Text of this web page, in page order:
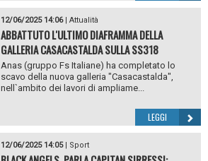
12/06/2025 14:06| Attualità
ABBATTUTO L'ULTIMO DIAFRAMMA DELLA
GALLERIA CASACASTALDA SULLA SS318
Anas (gruppo Fs Italiane) ha completato lo
scavo della nuova galleria "Casacastalda",
nell`ambito dei lavori di ampliame...
LEGGI
12/06/2025 14:05| Sport